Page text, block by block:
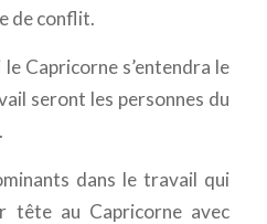
de conflit.
Capricorne s’entendra le
seront les personnes du
dans le travail qui
tête au Capricorne avec